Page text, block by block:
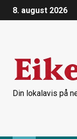
8. august 2026
Din lokalavis på